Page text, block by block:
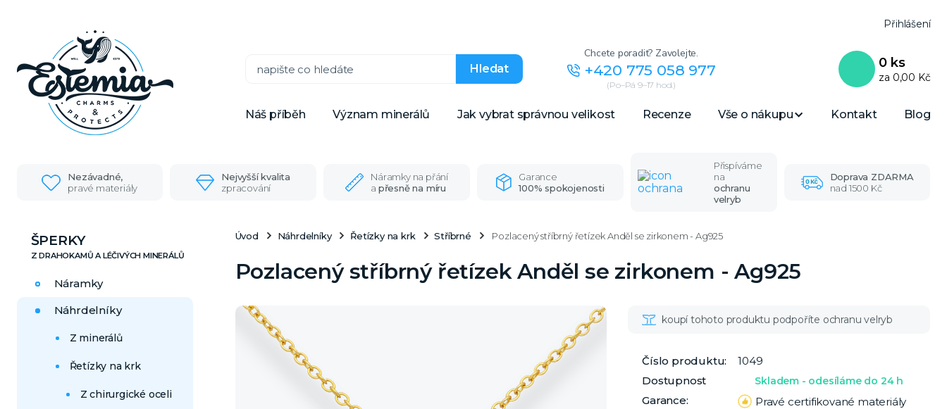
Náš příběh Význam minerálů Jak vybrat správnou velikost Recenze Vše o nákupu Kontakt Blog
Přihlášení
Hledat
Chcete poradit? Zavolejte.
+420 775 058 977
(Po–Pá 9–17 hod.)
0 ks
za 0,00 Kč
Nezávadné,
pravé materiály
Nejvyšší kvalita
zpracování
Náramky na přání
a přesně na míru
Garance
100% spokojenosti
Přispíváme
na
ochranu
velryb
Doprava ZDARMA
nad 1500 Kč
ŠPERKY
Náramky
Náhrdelníky
Z minerálů
Řetízky na krk
Z chirurgické oceli
Úvod Náhrdelníky Řetízky na krk Stříbrné Pozlacený stříbrný řetízek Anděl se zirkonem - Ag925
Pozlacený stříbrný řetízek Anděl se zirkonem - Ag925
Číslo produktu:
1049
Dostupnost
Skladem - odesíláme do 24 h
Garance: Pravé certifikované materiály